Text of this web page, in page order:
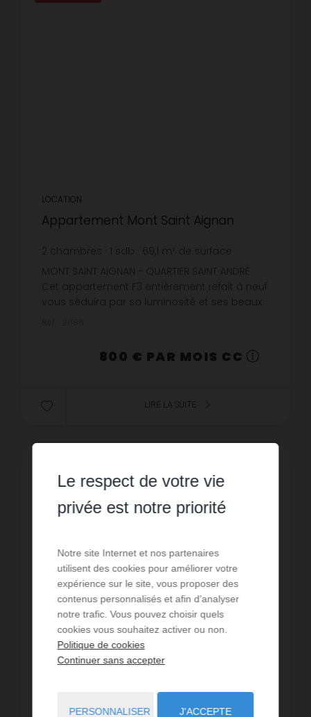
LOCATION
Appartement Mont Saint Aignan
2 chambres 1 sdb 69,1 m² de surface
11,58 € prix / m²
MONT SAINT AIGNAN - QUARTIER SAINT ANDRÉ
Cet appartement F3 entièrement refait à neuf
vous séduira par sa luminosité et ses beaux
800 € PAR MOIS CC
LIRE LA SUITE
Appartement Mont Saint Aignan
Le respect de votre vie
privée est notre priorité
Notre site Internet et nos partenaires
utilisent des cookies pour améliorer votre
expérience sur le site, vous proposer des
contenus personnalisés et afin d’analyser
notre trafic. Vous pouvez choisir quels
cookies vous souhaitez activer ou non.
Politique de cookies
Continuer sans accepter
PERSONNALISER J'ACCEPTE